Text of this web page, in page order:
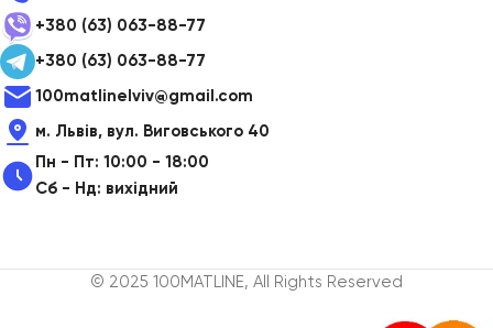
+380 (63) 063-88-77
+380 (63) 063-88-77
100matlinelviv@gmail.com
м. Львів, вул. Виговського 40
Пн - Пт: 10:00 - 18:00
Сб - Нд: вихідний
© 2025 100MATLINE, All Rights Reserved